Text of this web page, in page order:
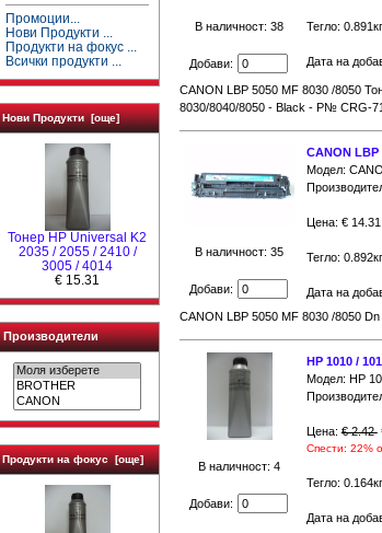
Промоции...
Нови Продукти ...
Продукти на фокус ...
Всички продукти ...
Нови Продукти [още]
Тонер HP Universal K2
2035 / 2055 / 2410 /
3005 / 4014
€ 15.31
Производители
Продукти на фокус [още]
В наличност: 38
Добави:
Тегло: 0.891кг.
Дата на
CANON LBP 5050 MF 8030 /8050
8030/8040/8050 - Black - P№ CRG-
В наличност: 35
Добави:
CANON LBP
Модел:
Цена: € 14.31
Тегло: 0.892кг.
Дата на
CANON LBP 5050 MF 8030 /8050
В наличност: 4
Добави:
HP 1010 /
Модел: HP
Цена:€ 2.42
Спести: 22%
Тегло: 0.164кг.
Дата на